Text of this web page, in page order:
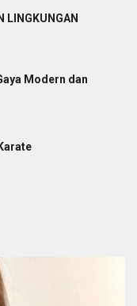
LINGKUNGAN
Modern dan